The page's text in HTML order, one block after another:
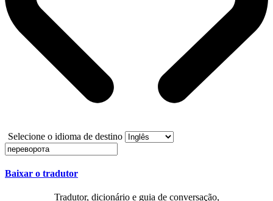
Selecione o idioma de destino
Baixar o tradutor
Tradutor, dicionário e guia de conversação,